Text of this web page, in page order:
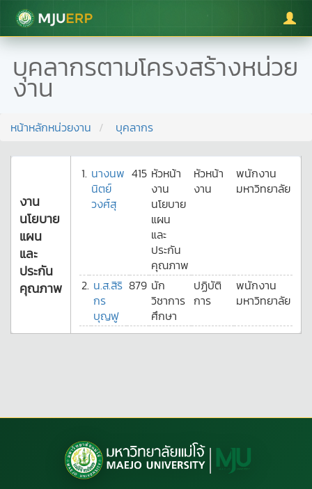
มหาวิทยาลัยแม่โจ้
บุคลากรตามโครงสร้างหน่วย
งาน
หน้าหลักหน่วยงาน บุคลากร
งาน
นโยบาย
แผน
และ
ประกัน
คุณภาพ
1. นางนพ
นิตย์
วงศ์สุ
415 หัวหน้า
งาน
นโยบาย
แผน
และ
ประกัน
คุณภาพ
หัวหน้า
งาน
พนักงาน
มหาวิทยาลัย
2. น.ส.สิริ
กร
บุญฟู
879 นัก
วิชาการ
ศึกษา
ปฏิบัติ
การ
พนักงาน
มหาวิทยาลัย